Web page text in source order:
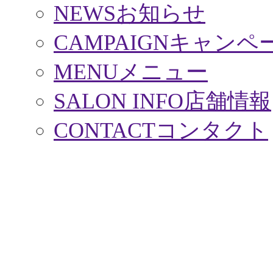
NEWSお知らせ
CAMPAIGNキャンペ
MENUメニュー
SALON INFO店舗情報
CONTACTコンタクト